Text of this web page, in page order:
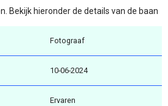
Bekijk hieronder de details van de baan
Fotograaf
10-06-2024
Ervaren